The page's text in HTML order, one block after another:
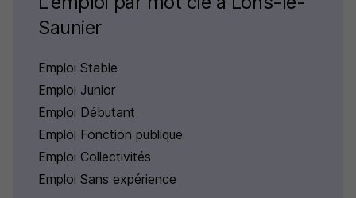
Saunier
Emploi Stable
Emploi Junior
Emploi Débutant
Emploi Fonction publique
Emploi Collectivités
Emploi Sans expérience